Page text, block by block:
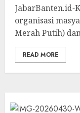
JabarBanten.id-
organisasi
Merah Putih)
READ MORE